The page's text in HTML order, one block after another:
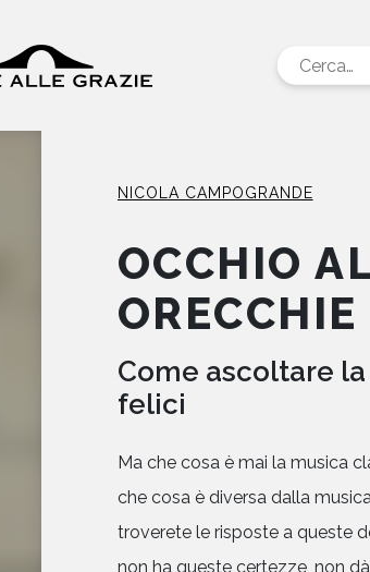
NICOLA CAMPOGRANDE
OCCHIO
ORECCHIE
Come ascoltare
felici
Ma che cosa è mai la musica
che cosa è diversa dalla
troverete le risposte a queste
non ha queste certezze, non